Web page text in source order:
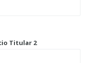
Titular 2